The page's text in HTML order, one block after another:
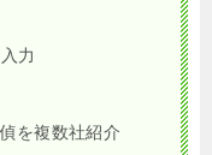
力
を複数社紹介